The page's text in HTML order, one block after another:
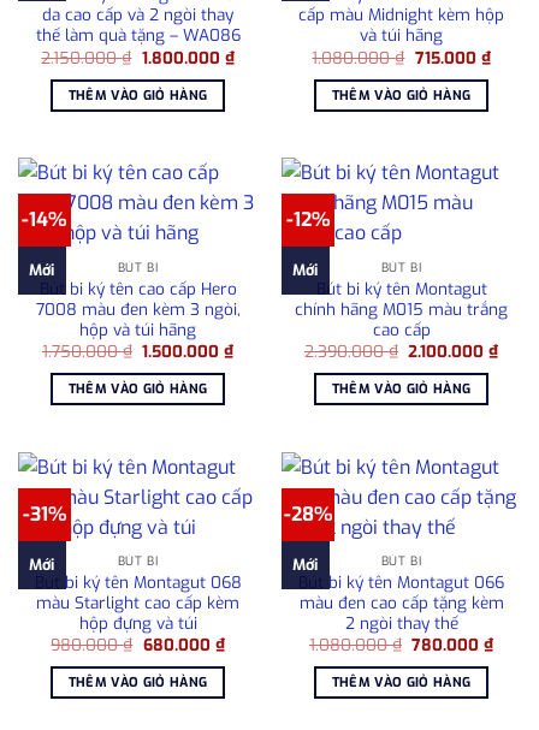
da cao cấp và 2 ngòi thay
thế làm quà tặng – WA086
2.150.000₫ Giá
là:
2.150.000 ₫.
1.800.000 ₫Giá
hiện
1.800.000 ₫.
THÊM VÀO GIỎ HÀNG
cấp màu Midnight kèm hộp
và túi hãng
1.080.000₫ Giá
là:
1.080.000 ₫.
715.000 ₫Giá
hiện
THÊM VÀO GIỎ HÀNG
-14%
Mới BÚT BI
Bút bi ký tên cao cấp Hero
7008 màu đen kèm 3 ngòi,
hộp và túi hãng
1.750.000₫ Giá
là:
1.750.000 ₫.
1.500.000₫Giá
hiện
1.500.000 ₫.
THÊM VÀO GIỎ HÀNG
-12%
Mới BÚT BI
Bút bi ký tên Montagut
chính hãng M015 màu trắng
cao cấp
2.390.000₫ Giá
là:
2.390.000 ₫.
2.100.000₫Giá
hiện
THÊM VÀO GIỎ HÀNG
-31%
Mới BÚT BI
Bút bi ký tên Montagut 068
màu Starlight cao cấp kèm
hộp đựng và túi
980.000₫ Giá
là:
980.000 ₫.
680.000 ₫Giá
THÊM VÀO GIỎ HÀNG
-28%
Mới BÚT BI
Bút bi ký tên Montagut 066
màu đen cao cấp tặng kèm
2 ngòi thay thế
1.080.000₫ Giá
là:
1.080.000 ₫.
780.000₫Giá
THÊM VÀO GIỎ HÀNG